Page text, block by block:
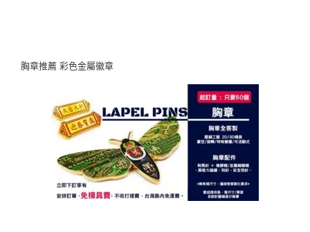
胸章推薦 彩色金屬徽章